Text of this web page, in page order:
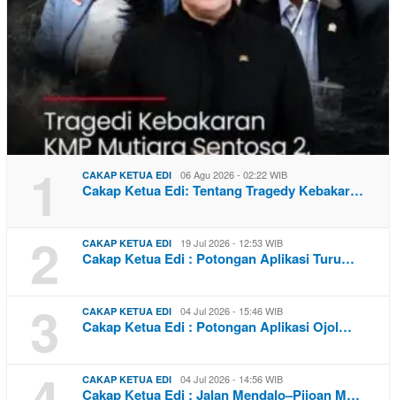
1 CAKAP KETUA EDI 06 Agu 2026 - 02:22 WIB
Cakap Ketua Edi: Tentang Tragedy Kebakar…
2 CAKAP KETUA EDI 19 Jul 2026 - 12:53 WIB
Cakap Ketua Edi : Potongan Aplikasi Turu…
3 CAKAP KETUA EDI 04 Jul 2026 - 15:46 WIB
Cakap Ketua Edi : Potongan Aplikasi Ojol…
CAKAP KETUA EDI 04 Jul 2026 - 14:56 WIB
Cakap Ketua Edi : Jalan Mendalo–Pijoan M…